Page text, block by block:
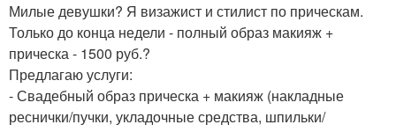
Милые девушки? Я визажист и стилист по прическам.
Только до конца недели - полный образ макияж +
прическа - 1500 руб.?
Предлагаю услуги:
- Свадебный образ прическа + макияж (накладные
реснички/пучки, укладочные средства, шпильки/